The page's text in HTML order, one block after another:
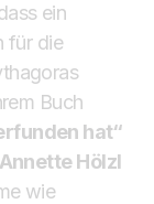
ein
für die
Buch
hat“
Annette Hölzl
wie